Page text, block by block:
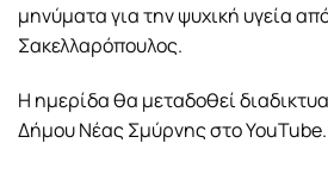
μηνύματα για την ψυχική υγεία
Σακελλαρόπουλος.
Η ημερίδα θα μεταδοθεί
Δήμου Νέας Σμύρνης στο YouTube.